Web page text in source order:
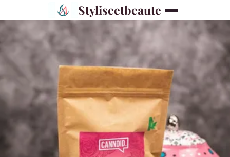
Styliseetbeaute